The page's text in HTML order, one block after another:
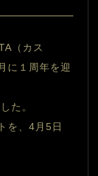
（カス
に１周年を迎
た。
を、4月5日